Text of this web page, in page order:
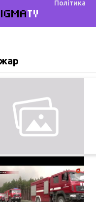
TV
Політика